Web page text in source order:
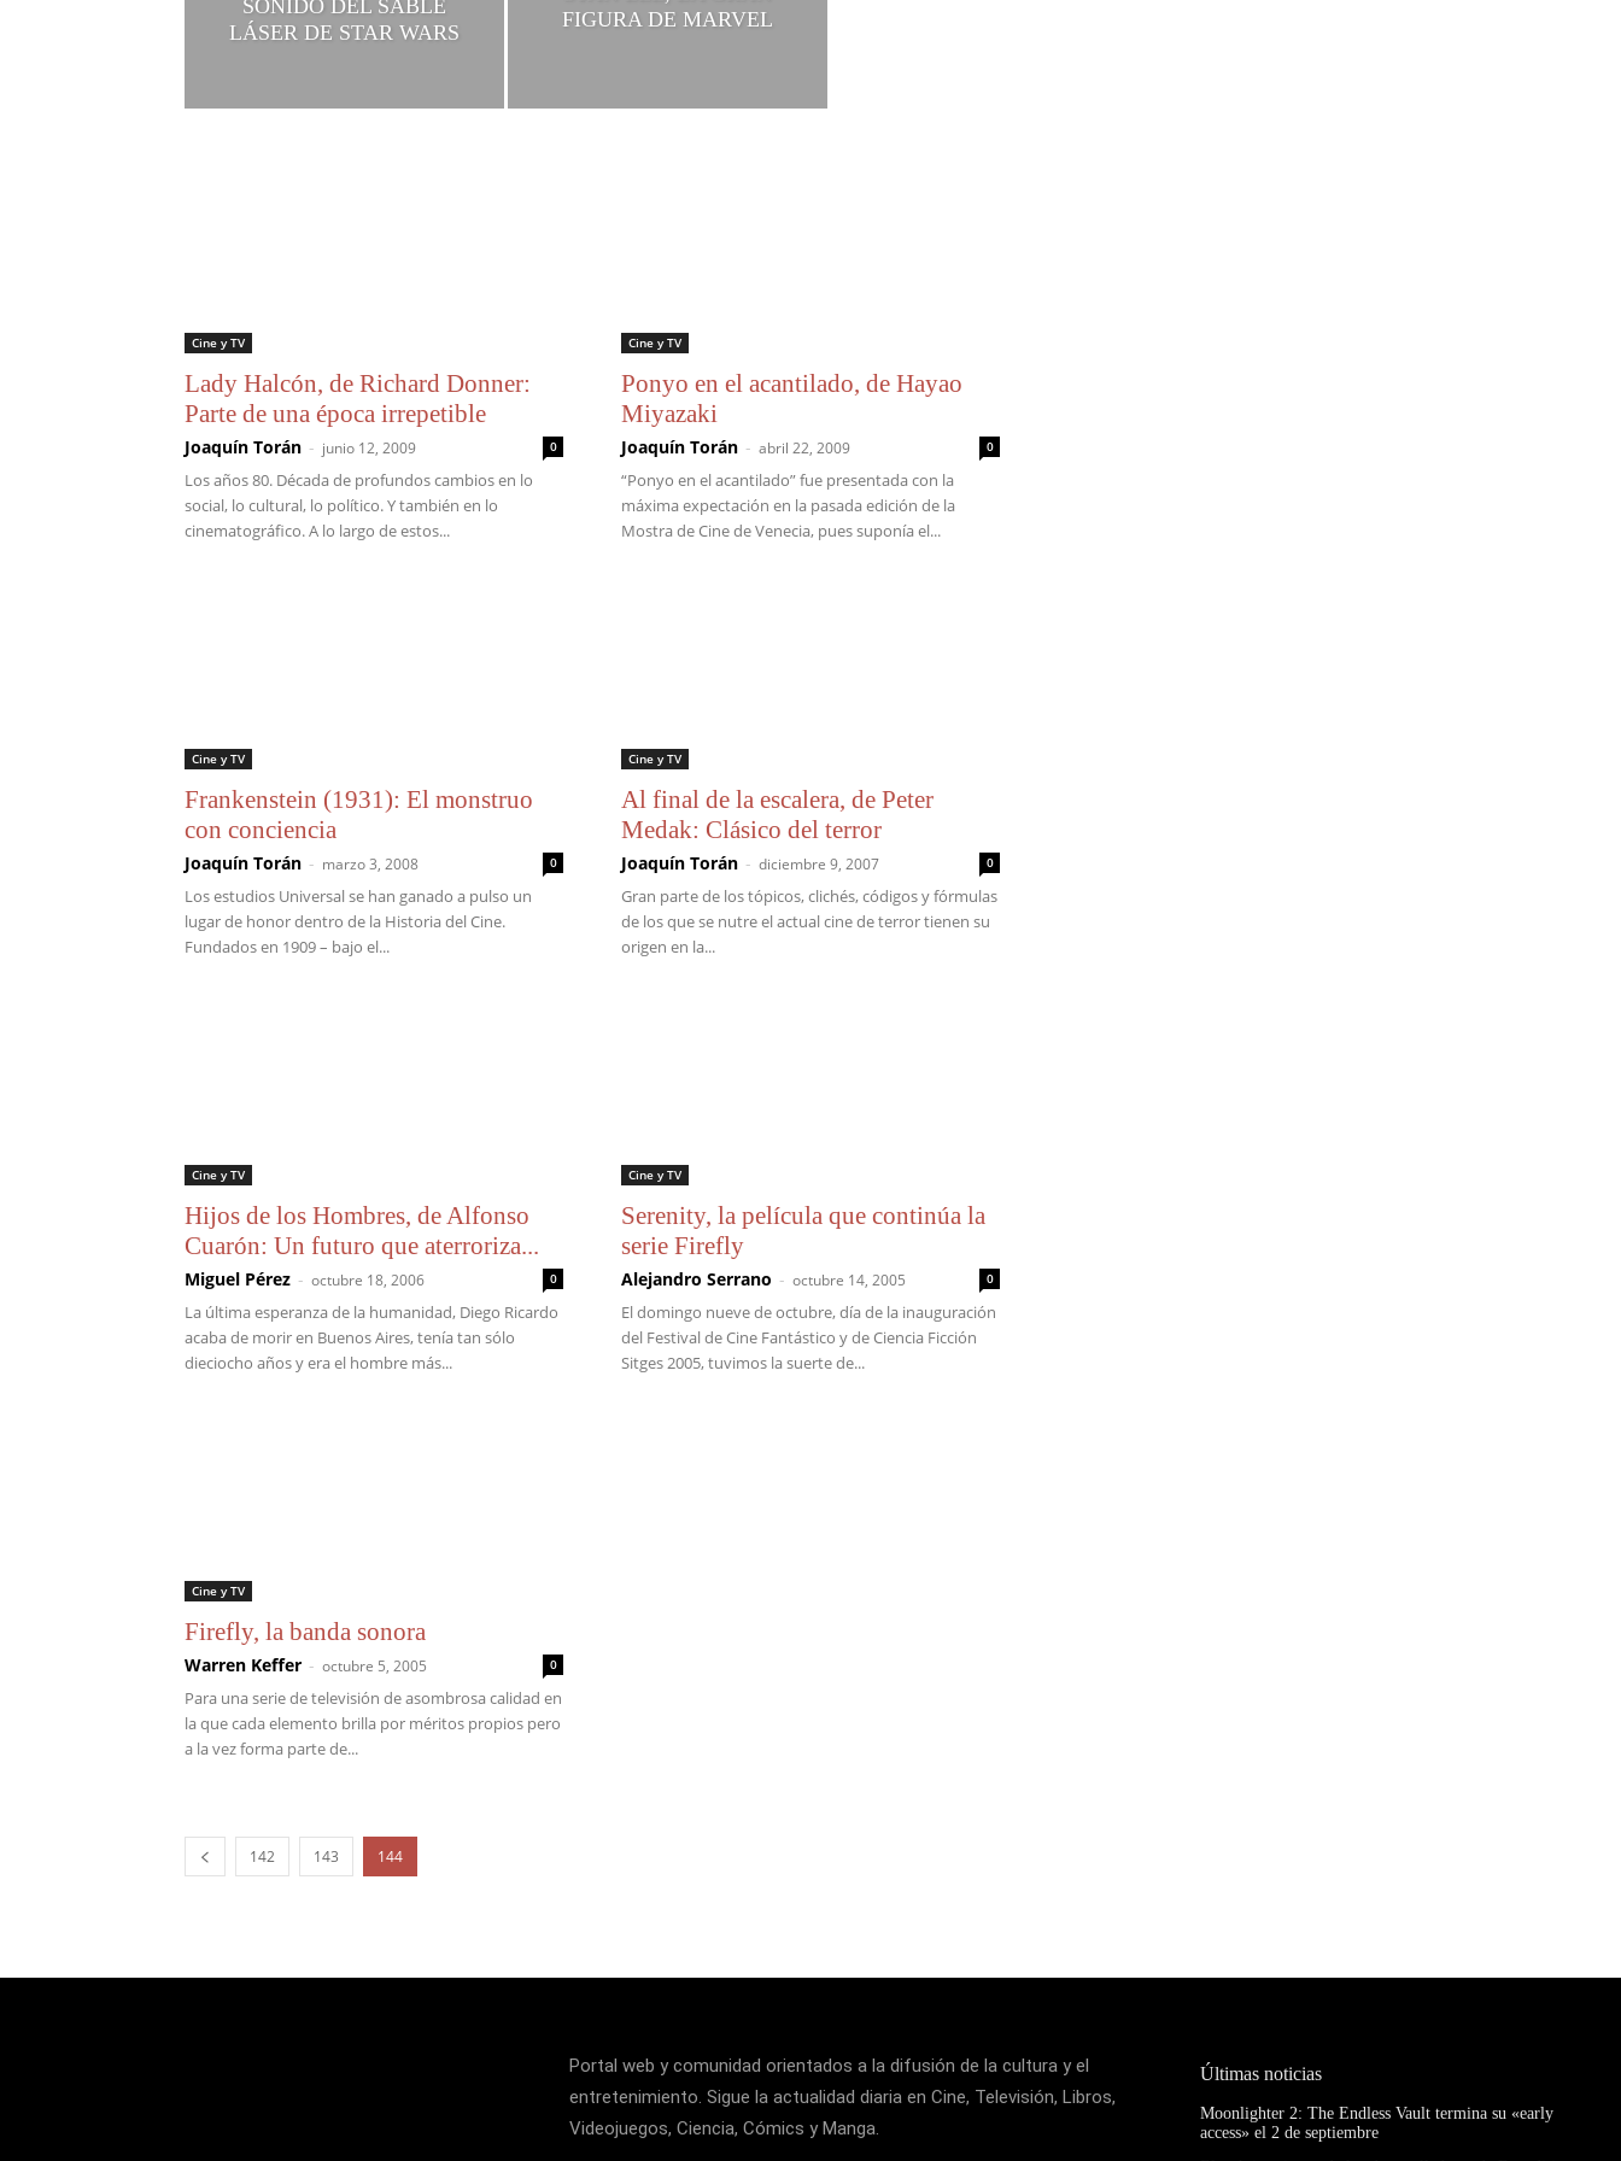
SONIDO DEL SABLE
LÁSER DE STAR WARS
FIGURA DE MARVEL
Cine y TV
Lady Halcón, de Richard Donner:
Parte de una época irrepetible
Joaquín Torán - junio 12, 2009 0
Los años 80. Década de profundos cambios en lo
social, lo cultural, lo político. Y también en lo
cinematográfico. A lo largo de estos...
Cine y TV
Ponyo en el acantilado, de Hayao
Miyazaki
Joaquín Torán - abril 22, 2009 0
“Ponyo en el acantilado” fue presentada con la
máxima expectación en la pasada edición de la
Mostra de Cine de Venecia, pues suponía el...
Cine y TV
Frankenstein (1931): El monstruo
con conciencia
Joaquín Torán - marzo 3, 2008 0
Los estudios Universal se han ganado a pulso un
lugar de honor dentro de la Historia del Cine.
Fundados en 1909 – bajo el...
Cine y TV
Al final de la escalera, de Peter
Medak: Clásico del terror
Joaquín Torán - diciembre 9, 2007 0
Gran parte de los tópicos, clichés, códigos y fórmulas
de los que se nutre el actual cine de terror tienen su
origen en la...
Cine y TV
Hijos de los Hombres, de Alfonso
Cuarón: Un futuro que aterroriza...
Miguel Pérez - octubre 18, 2006 0
La última esperanza de la humanidad, Diego Ricardo
acaba de morir en Buenos Aires, tenía tan sólo
dieciocho años y era el hombre más...
Cine y TV
Serenity, la película que continúa la
serie Firefly
Alejandro Serrano - octubre 14, 2005 0
El domingo nueve de octubre, día de la inauguración
del Festival de Cine Fantástico y de Ciencia Ficción
Sitges 2005, tuvimos la suerte de...
Cine y TV
Firefly, la banda sonora
Warren Keffer - octubre 5, 2005 0
Para una serie de televisión de asombrosa calidad en
la que cada elemento brilla por méritos propios pero
a la vez forma parte de...
142 143 144
Portal web y comunidad orientados a la difusión de la cultura y el
entretenimiento. Sigue la actualidad diaria en Cine, Televisión, Libros,
Videojuegos, Ciencia, Cómics y Manga.
Últimas noticias
Moonlighter 2: The Endless Vault termina su «early
access» el 2 de septiembre